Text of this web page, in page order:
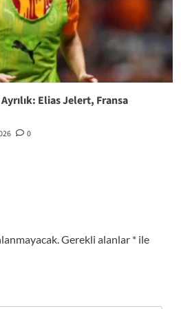
Elias Jelert, Fransa
0
Gerekli alanlar *ile